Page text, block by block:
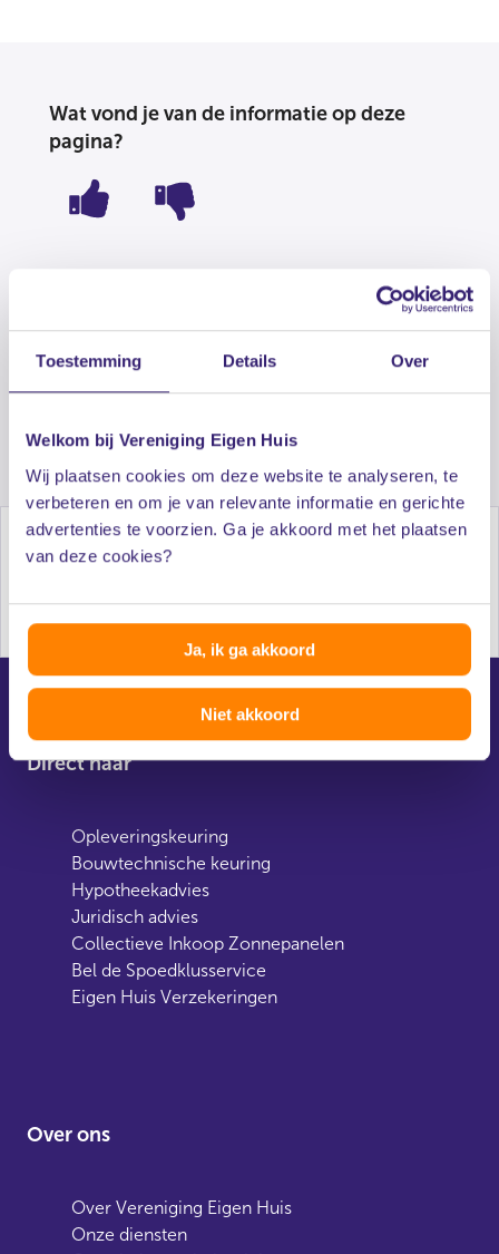
Toestemming Details Over
Welkom bij Vereniging Eigen Huis
Wij plaatsen cookies om deze website te analyseren, te
verbeteren en om je van relevante informatie en gerichte
advertenties te voorzien. Ga je akkoord met het plaatsen
van deze cookies?
Ja, ik ga akkoord
Niet akkoord
Wat vond je van de informatie op deze
pagina?
Deel deze pagina
Direct naar
Opleveringskeuring
Bouwtechnische keuring
Hypotheekadvies
Juridisch advies
Collectieve Inkoop Zonnepanelen
Bel de Spoedklusservice
Eigen Huis Verzekeringen
Over ons
Over Vereniging Eigen Huis
Onze diensten